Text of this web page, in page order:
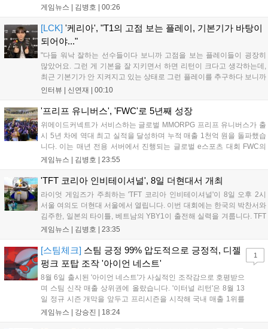
Xbox 시리즈 X|S로 정식 출시될 예정이며, 록스타 게임즈는 한국 시각
Extended Look'을 최초 공개할 계획이다....
게임뉴스 | 김병호 00:26
[LCK] '케리아', "T1의 고점 보는 플레이, 기본기가 바탕이
되어야..."
"다들 워낙 잘하는 선수들이다 보니까 고점을 보는 플레이들이 굉장히
많았어요. 그런 게 기본을 잘 지키면서 하면 리턴이 크다고 생각하는데,
최근 기본기가 안 지켜지고 있는 상태로 그런 플레이를 추구하다 보니까
팀적으로 안 좋은 사고가 계속 많이 났던 것 같습니다." T1은 6일 서울 종
인터뷰 | 신연재 00:10
'프리프 유니버스', 'FWC'로 5년째 성장
위메이드커넥트가 서비스하는 글로벌 MMORPG 프리프 유니버스가 출
시 5년 차에 역대 최고 실적을 달성하며 누적 매출 1천억 원을 돌파했습
니다. 이는 매년 전용 서버에서 진행되는 글로벌 e스포츠 대회 FWC의
영향이 큽니다. FWC는 이용자가 동일한 조건에서 시즌을 함께 즐기는
대폭 상승하는 성과를 냈습니다. 오는 10월 필리핀 마닐라에서 총상금
11만 달러 규모의 제4회 FWC 그랜드 파이널이 개최될 예정이며, 위메
이드커넥트는 이를 통해 커뮤니티 중심의 장기 성장 모델을 지속할 방침
입니다....
게임뉴스 | 김병호 23:55
'TFT 코리아 인비테이셔널', 8일 더현대서 개최
라이엇 게임즈가 주최하는 'TFT 코리아 인비테이셔널'이 8일 오후 2시
서울 여의도 더현대 서울에서 열립니다. 이번 대회에는 한국의 박찬서와
김주한, 일본의 타이틀, 베트남의 YBY1이 출전해 실력을 겨룹니다. TFT
는 소속팀 없이 개인 자격으로 참가하는 독특한 대회 구조를 가지며, 누
17일까지 이어지는 이번 행사는 신규 세트 체험과 공연 등 다양한 즐길
거리를 제공하며, 이후 현대백화점 판교점에서도 행사가 이어질 예정입
니다. 연말에는 라스베이거스 오픈이 개최됩니다....
게임뉴스 | 김병호 23:35
[스팀체크] 스팀 긍정 99% 압도적으로 긍정적, 디젤
펑크 포탑 조작 '아이언 네스트'
8월 6일 출시된 '아이언 네스트'가 사실적인 조작감으로 호평받으
며 스팀 신작 매출 상위권에 올랐습니다. '이터널 리턴'은 8월 13
일 정규 시즌 개막을 앞두고 프리시즌을 시작해 국내 매출 1위를
기록했습니다. 25주년을 맞은 '고스트 리콘' 시리즈는 8월 6일 쇼
게임뉴스 | 강승진 18:24
1